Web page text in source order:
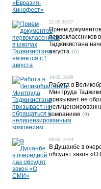
22.05 08:57
Прием документов
первоклассников
Таджикистана
августа (0)
14.05 16:08
Работа в
Минтруда
призывает не
компаниям (0)
08.05 14:44
В Душанбе в
обсудят закон